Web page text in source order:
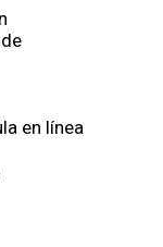
en línea